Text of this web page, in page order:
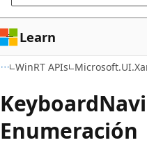
Learn
WinRT APIs
Keyboard
Enumeración